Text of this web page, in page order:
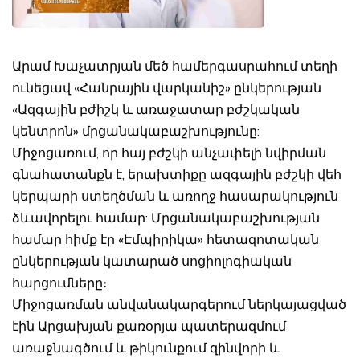
Արամ Խաչատրյան մեծ համերգասրահում տեղի
ունեցավ «Հանրային վարկանիշ» ընկերության
«Ազգային բժիշկ և առաջատար բժշկական
կենտրոն» մրցանակաբաշխությունը:
Միջոցառում, որ հայ բժշկի անչափելի նվիրման
գնահատանքն է, երախտիքը ազգային բժշկի վեհ
կերպարի ստեղծման և առողջ հասարակություն
ձևավորելու համար: Մրցանակաբաշխության
համար հիմք էր «Էմպիրիկա» հետազոտական
ընկերության կատարած սոցիոլոգիական
հարցումները։
Միջոցառման անվանակարգերում ներկայացված
էին Արցախյան քառօրյա պատերազմում
առաջնագծում և թիկունքում զինվորի և